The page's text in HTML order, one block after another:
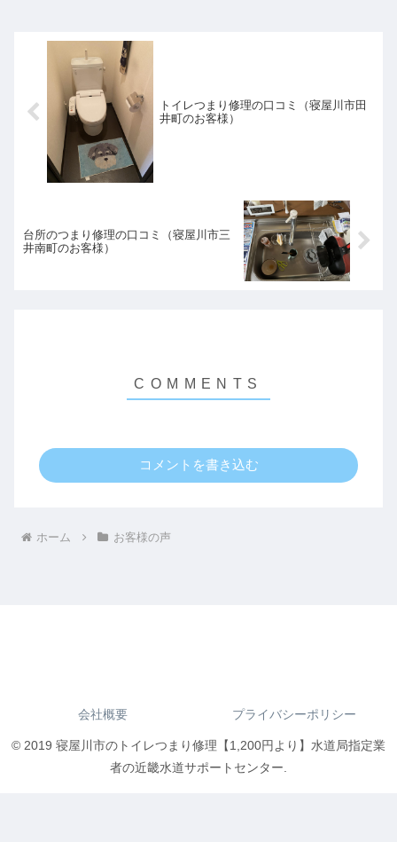
トイレつまり修理の口コミ（寝屋川市田
井町のお客様）
台所のつまり修理の口コミ（寝屋川市三
井南町のお客様）
コメントを書き込む
ホーム お客様の声
会社概要 プライバシーポリシー
© 2019 寝屋川市のトイレつまり修理【1,200円より】水道局指定業
者の近畿水道サポートセンター.